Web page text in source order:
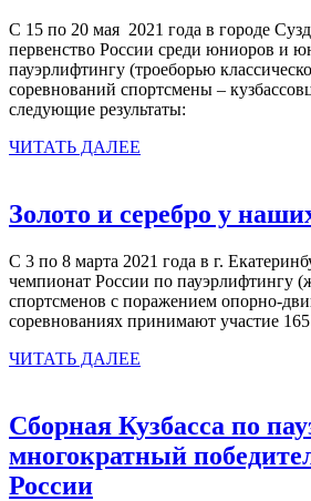
спортсменов
золото
и
С 15 по 20 мая 2021 года в городе
первенство России среди юниоров и
пауэрлифтингу (троеборью
соревнований спортсмены –
следующие результаты:
ЧИТАТЬ ДАЛЕЕ
Золото и серебро у
С 3 по 8 марта 2021 года в г.
чемпионат России по пауэрлифтингу
спортсменов с поражением опорно-
соревнованиях принимают участие
ЧИТАТЬ ДАЛЕЕ
Сборная Кузбасса по
многократный
РоссииСборная